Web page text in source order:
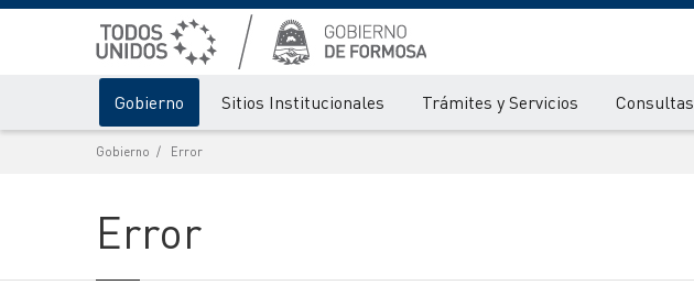
Gobierno Sitios Institucionales Trámites y Servicios Consultas
Gobierno Error
Error